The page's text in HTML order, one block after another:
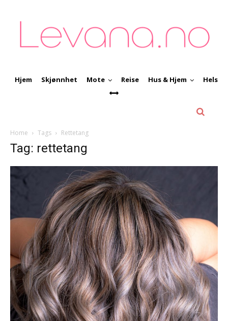
Hjem Skjønnhet Mote Reise Hus & Hjem Helse
Home Tags Rettetang
Tag: rettetang